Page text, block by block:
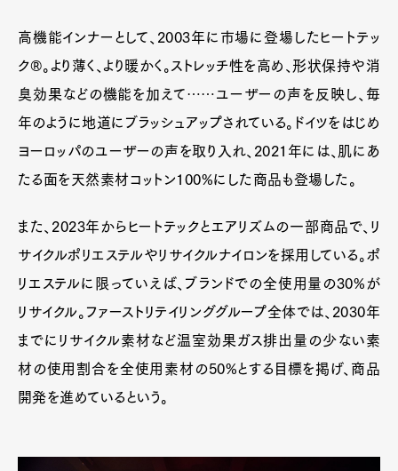
高機能インナーとして、2003年に市場に登場したヒートテッ
ク®。より薄く、より暖かく。ストレッチ性を高め、形状保持や消
臭効果などの機能を加えて……ユーザーの声を反映し、毎
年のように地道にブラッシュアップされている。ドイツをはじめ
ヨーロッパのユーザーの声を取り入れ、2021年には、肌にあ
たる面を天然素材コットン100%にした商品も登場した。
また、2023年からヒートテックとエアリズムの一部商品で、リ
サイクルポリエステルやリサイクルナイロンを採用している。ポ
リエステルに限っていえば、ブランドでの全使用量の30%が
リサイクル。ファーストリテイリンググループ全体では、2030年
までにリサイクル素材など温室効果ガス排出量の少ない素
材の使用割合を全使用素材の50%とする目標を掲げ、商品
開発を進めているという。